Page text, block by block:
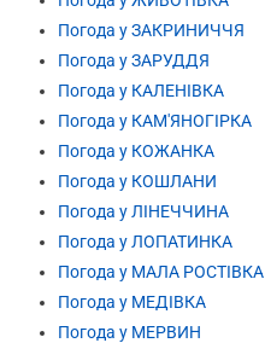
Погода у ЗАКРИНИЧЧЯ
Погода у ЗАРУДДЯ
Погода у КАЛЕНІВКА
Погода у КАМ'ЯНОГІРКА
Погода у КОЖАНКА
Погода у КОШЛАНИ
Погода у ЛІНЕЧЧИНА
Погода у ЛОПАТИНКА
Погода у МАЛА РОСТІВКА
Погода у МЕДІВКА
Погода у МЕРВИН